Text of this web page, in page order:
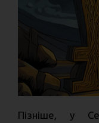
Пізніше, у